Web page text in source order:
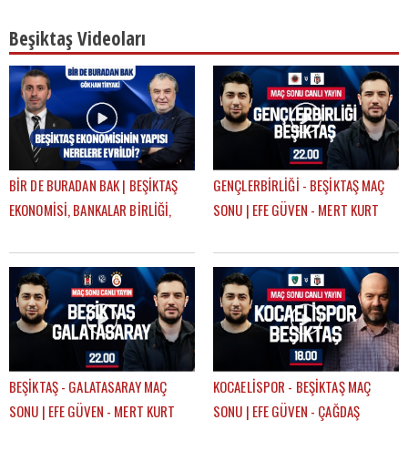
Beşiktaş Videoları
BİR DE BURADAN BAK | BEŞİKTAŞ
EKONOMİSİ, BANKALAR BİRLİĞİ,
GÖKHAN TİRYAKİ
GENÇLERBİRLİĞİ - BEŞİKTAŞ MAÇ
SONU | EFE GÜVEN - MERT KURT
BEŞİKTAŞ - GALATASARAY MAÇ
SONU | EFE GÜVEN - MERT KURT
KOCAELİSPOR - BEŞİKTAŞ MAÇ
SONU | EFE GÜVEN - ÇAĞDAŞ